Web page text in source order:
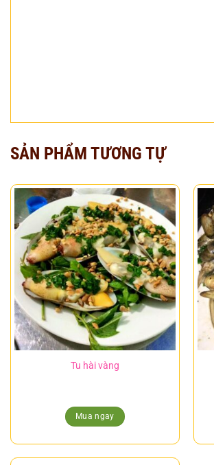
SẢN PHẨM TƯƠNG TỰ
Tu hài vàng
Mua ngay